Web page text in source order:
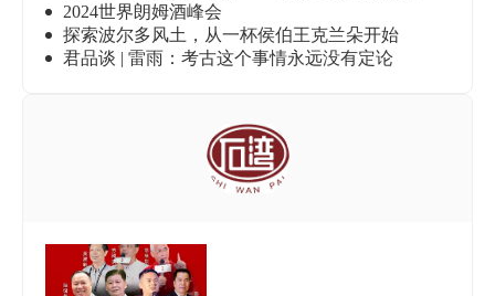
2024世界朗姆酒峰会
探索波尔多风土，从一杯侯伯王克兰朵开始
君品谈 | 雷雨：考古这个事情永远没有定论